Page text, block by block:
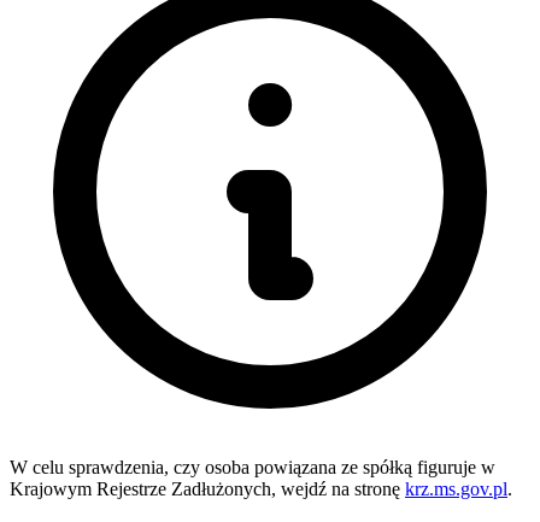
W celu sprawdzenia, czy osoba powiązana ze spółką figuruje w
Krajowym Rejestrze Zadłużonych, wejdź na stronę krz.ms.gov.pl.